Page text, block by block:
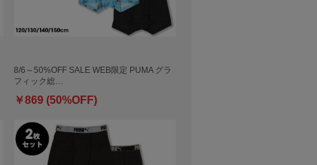
8/6～50%OFF SALE WEB限定 PUMA グラ
フィック総…
￥869 (50%OFF)